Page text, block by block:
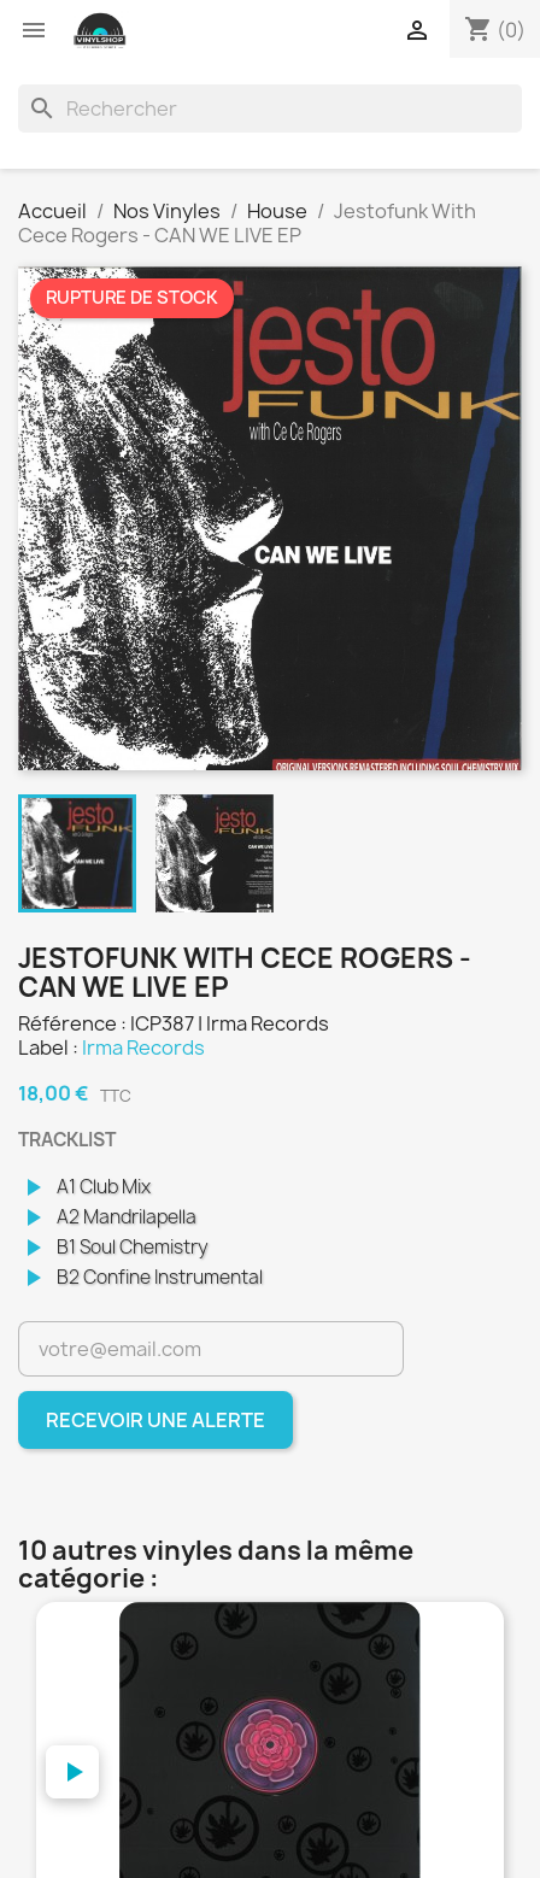
 shopping_cart (0)

search
Accueil Nos Vinyles House
Jestofunk With
Cece Rogers - CAN WE LIVE EP
RUPTURE DE STOCK
JESTOFUNK WITH CECE ROGERS -
CAN WE LIVE EP
Référence : ICP387 | Irma Records
Label : Irma Records
18,00 € TTC
TRACKLIST
play_arrow A1 Club Mix
play_arrow A2 Mandrilapella
play_arrow B1 Soul Chemistry
play_arrow B2 Confine Instrumental
RECEVOIR UNE ALERTE
10 autres vinyles dans la même
catégorie :